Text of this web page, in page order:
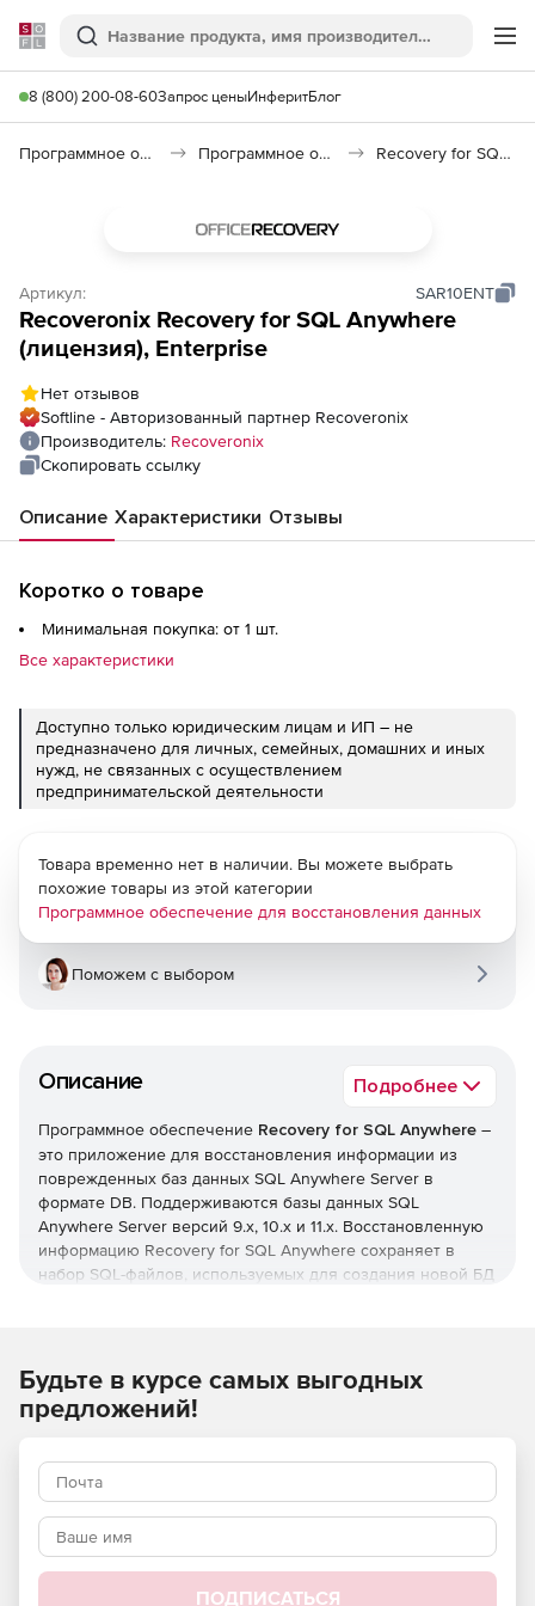
Softline
Поиск
8 (800) 200-08-60Запрос ценыИнферитБлог
Программное обеспечение для работы с файлами и дисками Программное обеспечение для восстановления данных Recovery for SQL Anywhere
Артикул: SAR10ENT
Recoveronix Recovery for SQL Anywhere
(лицензия), Enterprise
Нет отзывов
Softline - Авторизованный партнер Recoveronix
Производитель: Recoveronix
Скопировать ссылку
Описание Характеристики Отзывы
Коротко о товаре
Минимальная покупка: от 1 шт.
Все характеристики
Доступно только юридическим лицам и ИП – не
предназначено для личных, семейных, домашних и иных
нужд, не связанных с осуществлением
предпринимательской деятельности
Описание Подробнее
Программное обеспечение Recovery for SQL Anywhere –
это приложение для восстановления информации из
поврежденных баз данных SQL Anywhere Server в
формате DB. Поддерживаются базы данных SQL
Anywhere Server версий 9.х, 10.x и 11.х. Восстановленную
информацию Recovery for SQL Anywhere сохраняет в
набор SQL-файлов, используемых для создания новой БД
Ключевые характеристики Recovery for SQL Anywhere:
9.х, 10.x и 11.х.
Восстановление табличных структур и данных.
Восстановление встроенных и пользовательских
Товара временно нет в наличии. Вы можете выбрать
похожие товары из этой категории
Программное обеспечение для восстановления данных
Поможем с выбором
Будьте в курсе самых выгодных
предложений!
ПОДПИСАТЬСЯ